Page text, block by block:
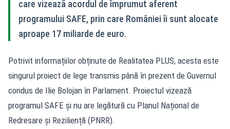
care vizează acordul de împrumut aferent
programului SAFE, prin care României îi sunt alocate
aproape 17 miliarde de euro.
Potrivit informațiilor obținute de Realitatea PLUS, acesta este
singurul proiect de lege transmis până în prezent de Guvernul
condus de Ilie Bolojan în Parlament. Proiectul vizează
programul SAFE și nu are legătură cu Planul Național de
Redresare și Reziliență (PNRR).